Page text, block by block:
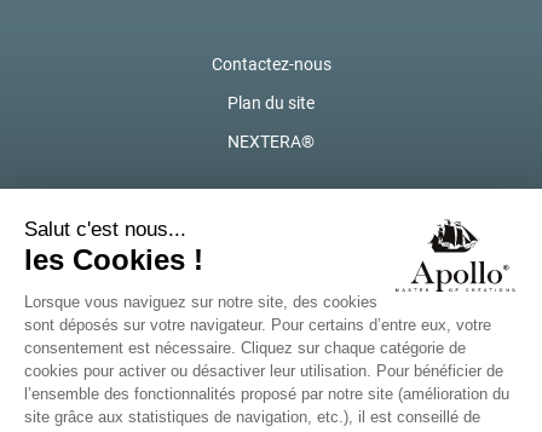
Contactez-nous
Plan du site
NEXTERA®